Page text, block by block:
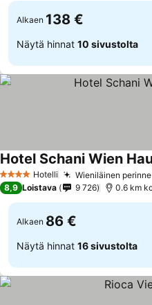
Alkaen 138 €
Näytä hinnat 10 sivustolta
4 Tähtiluokitus
Hotelli Wieniläinen
Hotel Schani Wien
8,9 Loistava 9 726 0.6 km
Alkaen 86 €
Näytä hinnat 16 sivustolta